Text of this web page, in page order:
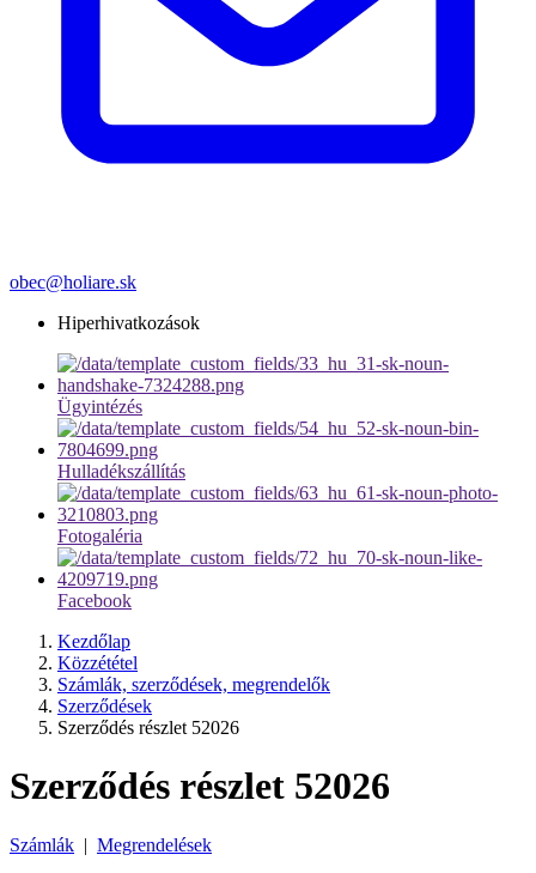
obec@holiare.sk
Hiperhivatkozások
Ügyintézés
Hulladékszállítás
Fotogaléria
Facebook
Kezdőlap
Közzététel
Számlák, szerződések, megrendelők
Szerződések
Szerződés részlet 52026
Szerződés részlet 52026
Számlák | Megrendelések